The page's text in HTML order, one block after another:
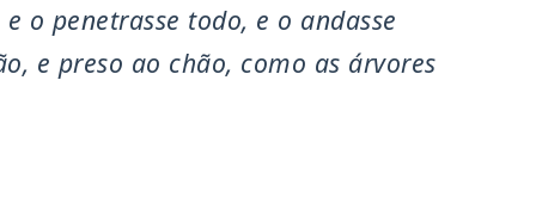
o penetrasse todo, e o andasse
e preso ao chão, como as árvores